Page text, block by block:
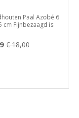
Paal Azobé 6
cm Fijnbezaagd is
€ 18,00